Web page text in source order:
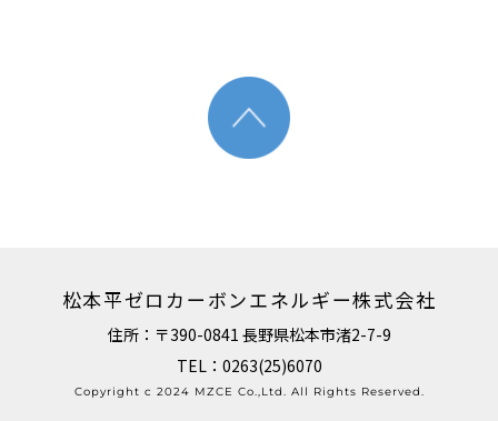
松本平ゼロカーボンエネルギー株式会社
住所：〒390-0841 長野県松本市渚2-7-9
TEL：0263(25)6070
Copyright c 2024 MZCE Co.,Ltd. All Rights Reserved.